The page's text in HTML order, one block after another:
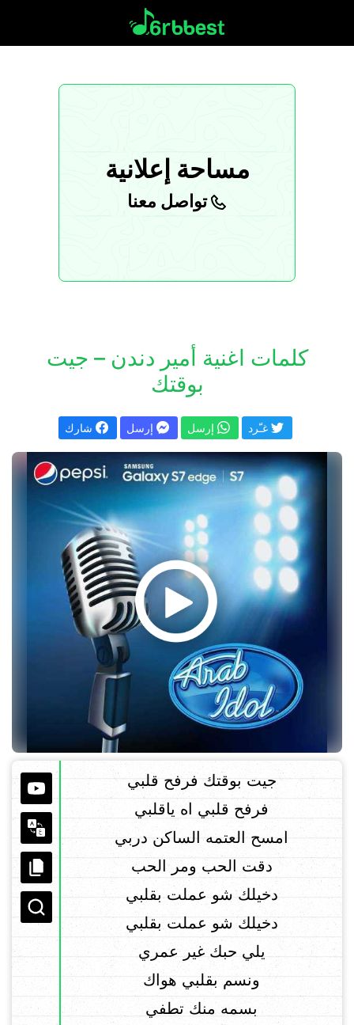
مساحة إعلانية
تواصل معنا
كلمات اغنية أمير دندن – جيت
بوقتك
جيت بوقتك فرفح قلبي
فرفح قلبي اه ياقلبي
امسح العتمه الساكن دربي
دقت الحب ومر الحب
دخيلك شو عملت بقلبي
دخيلك شو عملت بقلبي
يلي حبك غير عمري
ونسم بقلبي هواك
بسمه منك تطفي